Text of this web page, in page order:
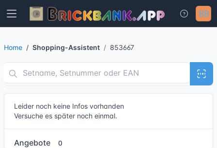
Home Shopping-Assistent 853667
Leider noch keine Infos vorhanden
Versuche es später noch einmal.
Angebote 0